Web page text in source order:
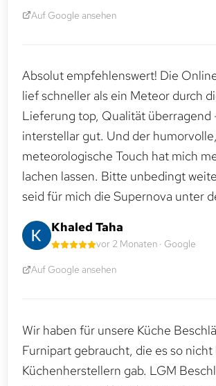
Auf Google ansehen
Absolut empfehlenswert! Die
lief schneller als ein Meteor durch
Lieferung top, Qualität überragend
interstellar gut. Und der humorvolle,
meteorologische Touch hat mich
lachen lassen. Bitte unbedingt
seid für mich die Supernova unter
Khaled Taha
vor 2 Monaten · Google
Auf Google ansehen
Wir haben für unsere Küche
Furnipart gebraucht, die es so nicht
Küchenherstellern gab. LGM